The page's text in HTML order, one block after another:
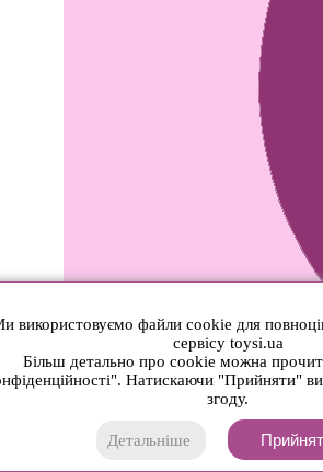
використовуємо файли cookie для
сервісу toysi.ua
Більш детально про cookie можна
Натискаючи "Прийняти"
згоду.
Детальніше